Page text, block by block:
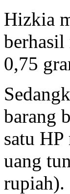
Hizkia
berhasil
0,75
barang
satu
uang
rupiah).